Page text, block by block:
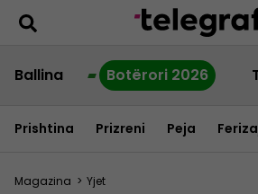
Ballina Botërori 2026
Prishtina Prizreni Peja
Magazina > Yjet